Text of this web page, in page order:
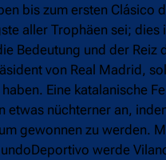
bis zum ersten
aller Trophäen sei;
Bedeutung und der
von Real Madrid,
Eine katalanische
etwas nüchterner an,
gewonnen zu werden.
werde